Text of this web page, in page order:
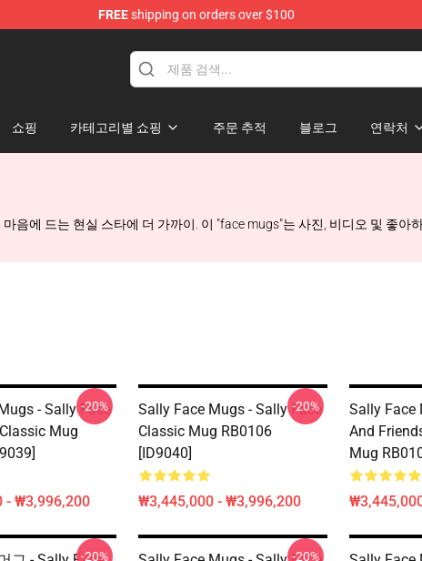
FREEshipping on orders over $100
쇼핑 카테고리별 쇼핑 주문 추적 블로그 연락처
음에 드는 현실 스타에 더 가까이. 이 "face mugs"는 사진, 비디오 및 좋아
- Sally Face
Mug
- ₩3,996,200
-20%
Sally Face Mugs - Sally Face
Classic Mug RB0106
[ID9040]
₩3,445,000 - ₩3,996,200
-20%
Sally Face
And
Mug
-20% -20%